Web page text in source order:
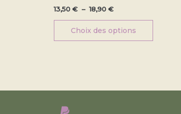
13,50 € – 18,90 €
Choix des options